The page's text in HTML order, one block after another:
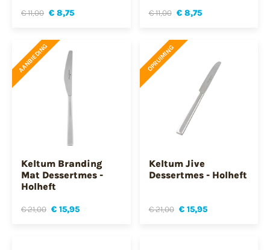
€ 11,00 € 8,75 € 11,00 € 8,75
AANBIEDING
Keltum Branding
Mat Dessertmes -
Holheft
€ 21,00 € 15,95
OPRUIMING
Keltum Jive
Dessertmes - Holheft
€ 21,00 € 15,95